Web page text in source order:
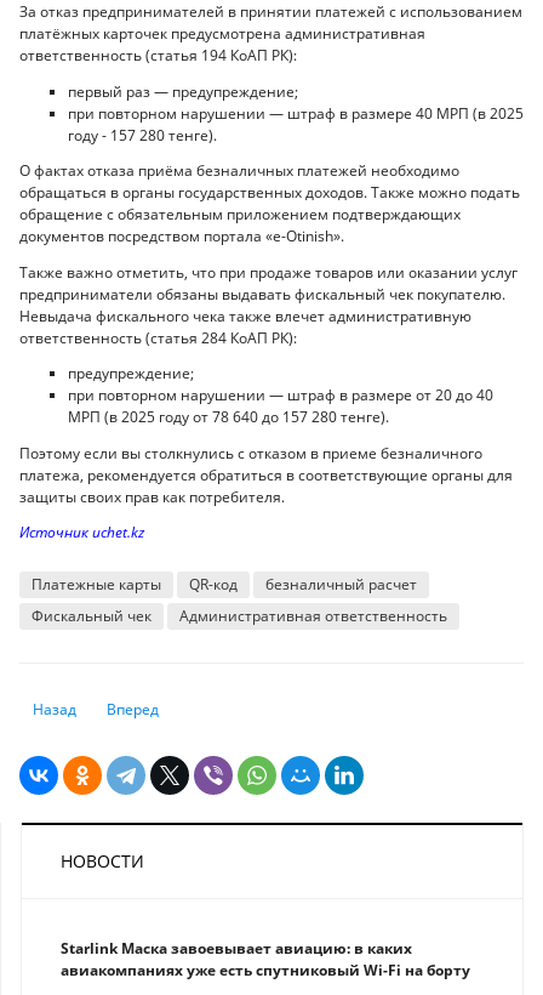
За отказ предпринимателей в принятии платежей с использованием
платёжных карточек предусмотрена административная
ответственность (статья 194 КоАП РК):
первый раз — предупреждение;
при повторном нарушении — штраф в размере 40 МРП (в 2025
году - 157 280 тенге).
О фактах отказа приёма безналичных платежей необходимо
обращаться в органы государственных доходов. Также можно подать
обращение с обязательным приложением подтверждающих
документов посредством портала «e-Otinish».
Также важно отметить, что при продаже товаров или оказании услуг
предприниматели обязаны выдавать фискальный чек покупателю.
Невыдача фискального чека также влечет административную
ответственность (статья 284 КоАП РК):
предупреждение;
при повторном нарушении — штраф в размере от 20 до 40
МРП (в 2025 году от 78 640 до 157 280 тенге).
Поэтому если вы столкнулись с отказом в приеме безналичного
платежа, рекомендуется обратиться в соответствующие органы для
защиты своих прав как потребителя.
Источник uchet.kz
Платежные карты QR-код
безналичный расчет
Фискальный чек
Административная ответственность
Предыдущий: Что изменится в жизни казахстанцев с июня 2025 года
Назад Следующий: Вредные условия труда: какие льготы и
Вперед
НОВОСТИ
Starlink Маска завоевывает авиацию: в каких
авиакомпаниях уже есть спутниковый Wi-Fi на борту